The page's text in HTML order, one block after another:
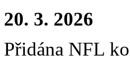
20. 3. 2026
Přidána NFL